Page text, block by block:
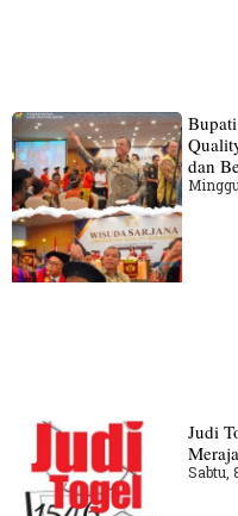
dan
Judi
Sabtu,